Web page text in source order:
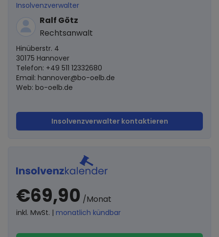
Insolvenzverwalter
Ralf Götz
Rechtsanwalt
Hinüberstr. 4
30175 Hannover
Telefon: +49 511 12332680
Email: hannover@bo-oelb.de
Web: bo-oelb.de
Insolvenzverwalter kontaktieren
€69,90 /Monat
inkl. MwSt. | monatlich kündbar